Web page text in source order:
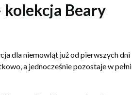
kolekcja Beary
dla niemowląt już od pierwszych dni
a jednocześnie pozostaje w pełni